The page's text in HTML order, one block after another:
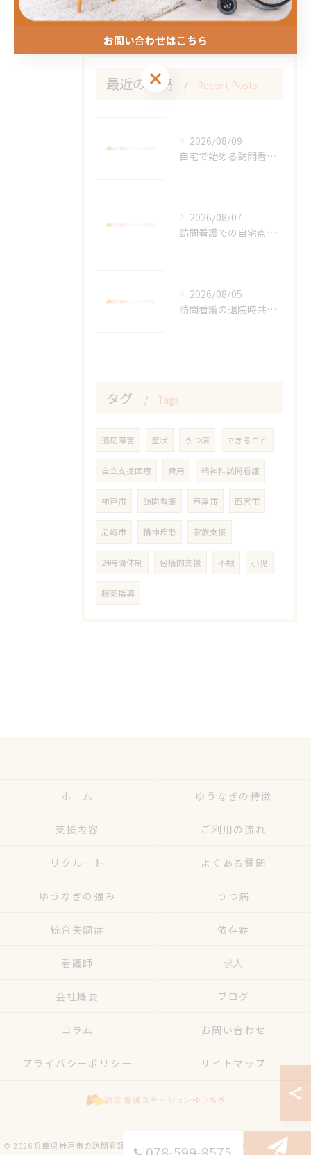
1 ... 5 6 8 9
最近の投稿 Recent Posts
2026/08/09
自宅で始める訪問看護オンライン相談
2026/08/07
訪問看護での自宅点滴費用とは
2026/08/05
訪問看護の退院時共同指導加算解説
タグ Tags
適応障害 症状 うつ病 できること
自立支援医療 費用 精神科訪問看護
神戸市 訪問看護 芦屋市 西宮市
尼崎市 精神疾患 家族支援
24時間体制 包括的支援 不眠 小児
服薬指導
ホーム ゆうなぎの特徴
支援内容 ご利用の流れ
リクルート よくある質問
ゆうなぎの強み うつ病
統合失調症 依存症
看護師 求人
会社概要 ブログ
コラム お問い合わせ
プライバシーポリシー サイトマップ
© 2026 兵庫県神戸市の訪問看護なら訪問看護ステーションゆうなぎ ALL RIGHTS
お問い合わせはこちら
お問い合わせはこちら